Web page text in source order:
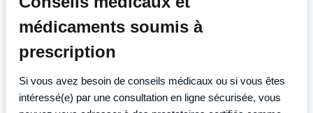
médicaments soumis à
prescription
Si vous avez besoin de conseils médicaux ou si vous êtes
intéressé(e) par une consultation en ligne sécurisée, vous